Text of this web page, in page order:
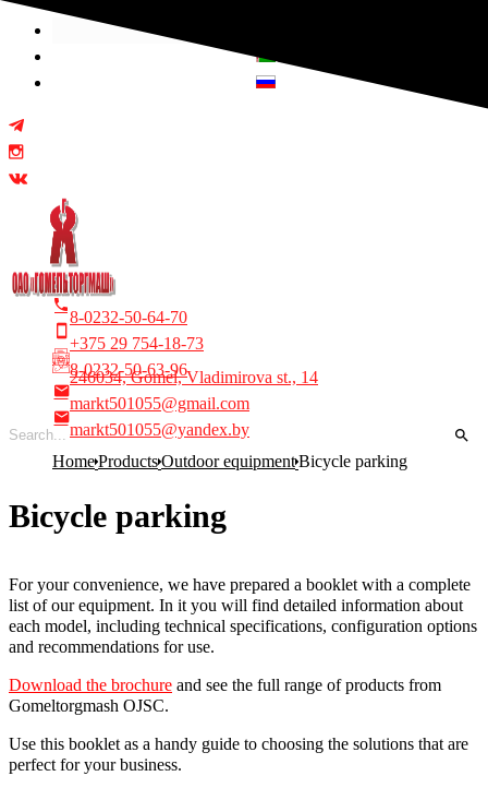
Select your language
8-0232-50-64-70
+375 29 754-18-73
8-0232-50-63-96
246034, Gomel, Vladimirova st., 14
markt501055@gmail.com
markt501055@yandex.by
HomeProductsOutdoor equipmentBicycle parking
Bicycle parking
For your convenience, we have prepared a booklet with a complete
list of our equipment. In it you will find detailed information about
each model, including technical specifications, configuration options
and recommendations for use.
Download the brochure and see the full range of products from
Gomeltorgmash OJSC.
Use this booklet as a handy guide to choosing the solutions that are
perfect for your business.